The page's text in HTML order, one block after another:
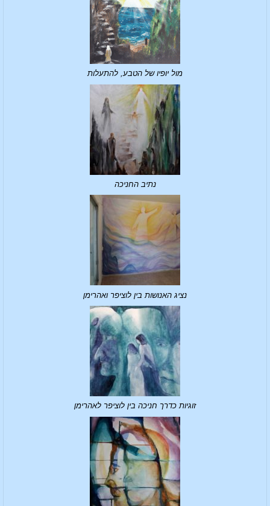
מול יופיו של הטבע, להתעלות
נתיב החניכה
נציג האנושות בין לוציפר ואהרימן
זוגיות כדרך חניכה בין לוציפר לאהרימן